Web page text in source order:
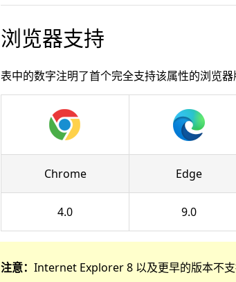
浏览器支持
表中的数字注明了首个完全支持该属性的浏览器
Chrome Edge
4.0 9.0
注意： Internet Explorer 8 以及更早的版本不